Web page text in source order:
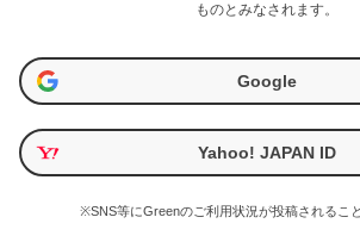
ものとみなされます。
Google
Yahoo! JAPAN ID
※SNS等にGreenのご利用状況が投稿されるこ